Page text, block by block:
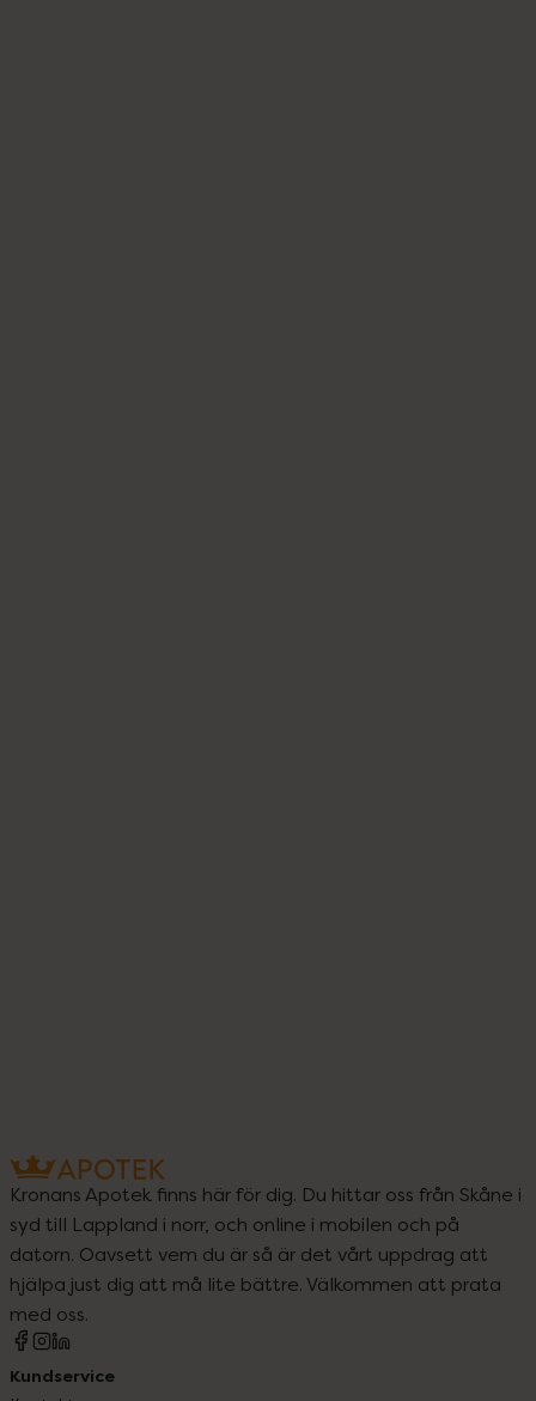
Kronans Apotek finns här för dig. Du hittar oss från Skåne i
syd till Lappland i norr, och online i mobilen och på
datorn. Oavsett vem du är så är det vårt uppdrag att
hjälpa just dig att må lite bättre. Välkommen att prata
med oss.
Kundservice